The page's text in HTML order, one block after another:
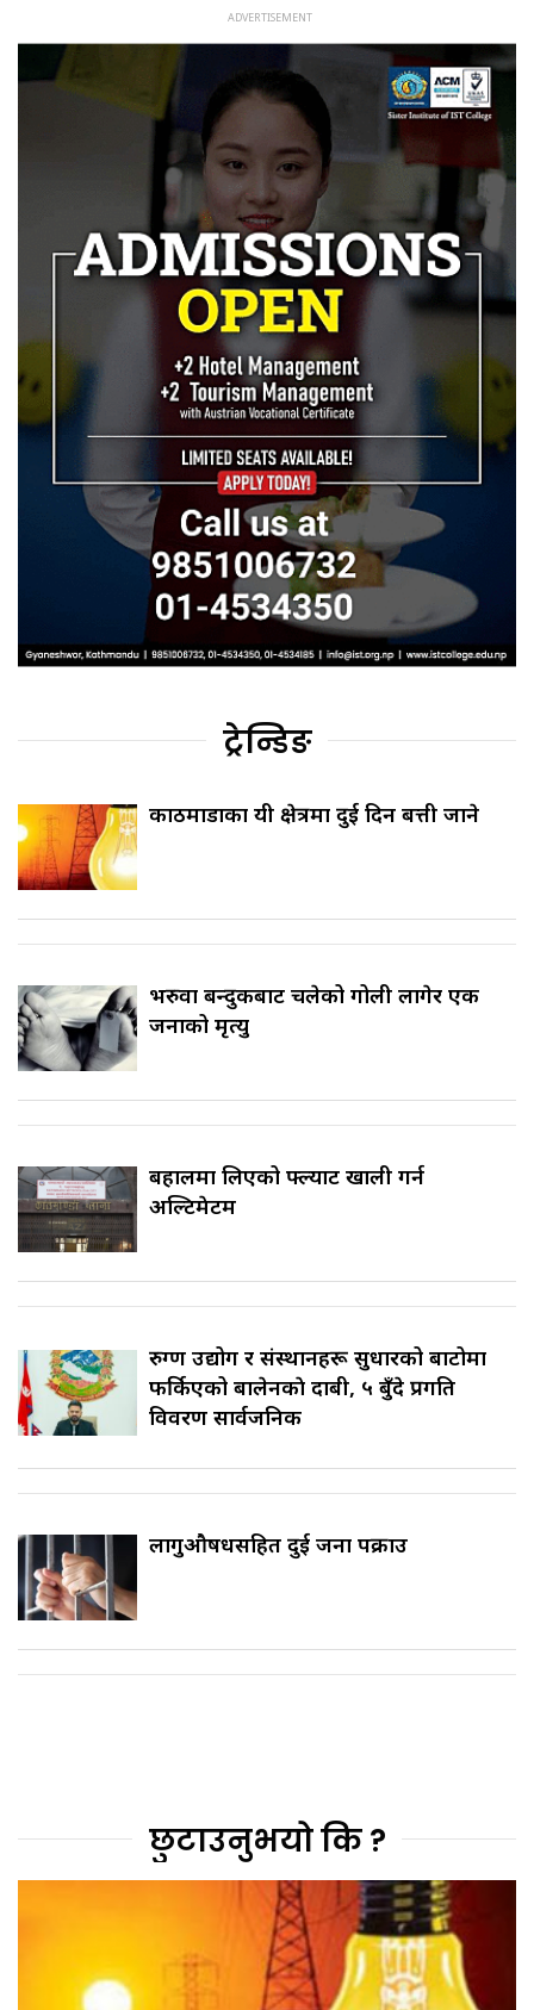
ट्रेन्डिङ
काठमाडौँका यी क्षेत्रमा दुई दिन बत्ती जाने
भरुवा बन्दुकबाट चलेको गोली लागेर एक
जनाको मृत्यु
बहालमा लिएको फ्ल्याट खाली गर्न
अल्टिमेटम
रुग्ण उद्योग र संस्थानहरू सुधारको बाटोमा
फर्किएको बालेनकाे दाबी, ५ बुँदे प्रगति
विवरण सार्वजनिक
लागुऔषधसहित दुई जना पक्राउ
छुटाउनुभयो कि ?